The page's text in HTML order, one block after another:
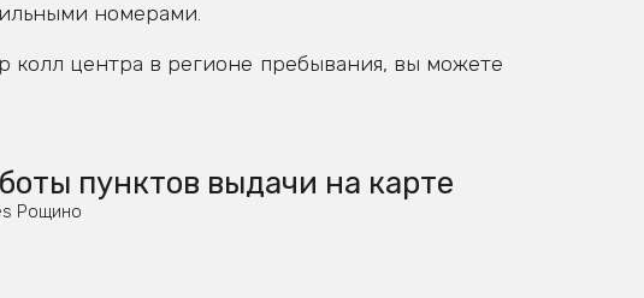
номерами.
колл центра в регионе пребывания, вы можете
пунктов выдачи на карте
Рощино